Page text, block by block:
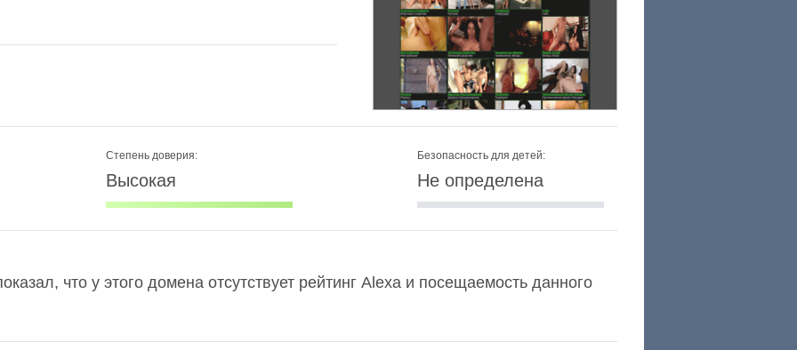
Степень доверия:
Высокая
Безопасность для детей:
Не определена
что у этого домена отсутствует рейтинг Alexa и посещаемость данного